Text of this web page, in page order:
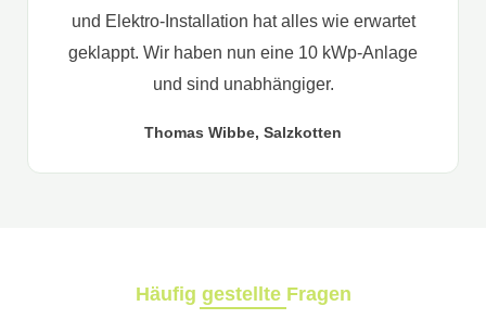
und Elektro-Installation hat alles wie erwartet
geklappt. Wir haben nun eine 10 kWp-Anlage
und sind unabhängiger.
Thomas Wibbe, Salzkotten
Häufig gestellte Fragen